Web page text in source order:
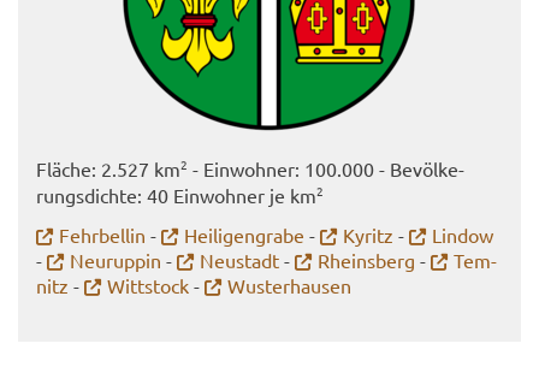
Flä­che: 2.527 km2 - Ein­woh­ner: 100.000 - Be­völ­ke­
rungs­dich­te: 40 Ein­woh­ner je km2
Fehr­bel­lin - Hei­li­gen­gra­be - Ky­ritz -
Lin­dow
-
Neu­rup­pin - Neu­stadt - Rheins­berg -
Tem­
nitz - Witt­stock - Wus­ter­hau­sen